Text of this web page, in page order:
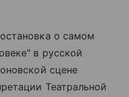
о самом
в русской
сцене
Театральной